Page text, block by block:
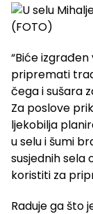
“Biće
pripremati
čega i sušara
Za poslove
ljekobilja
u selu i šumi
susjednih sela
koristiti za
Raduje ga što